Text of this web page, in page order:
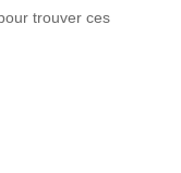
trouver ces